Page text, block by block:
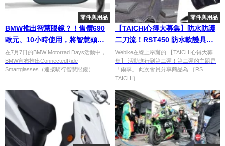
零件與用品
BMW推出智慧眼鏡？！售價690
歐元、10小時使用，將智慧頭盔
帶至新高度？
在7月7日的BMW Motorrad Days活動中，
BMW宣布推出ConnectedRide
Smartglasses（連接騎行智慧眼鏡）...
零件與用品
【TAICHI心得大募集】防水防護
二刀流！RST450 防水軟護具手
套開箱！
Webike在線上舉辦的 【TAICHI心得大募
集】 活動進行到第二彈！第二彈的主題是
「雨季」 此次會員分享商品為 ［RS
TAICHI］...